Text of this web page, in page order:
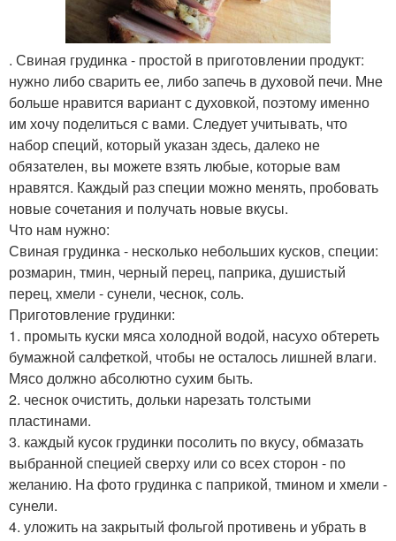
. Свиная грудинка - простой в приготовлении продукт:
нужно либо сварить ее, либо запечь в духовой печи. Мне
больше нравится вариант с духовкой, поэтому именно
им хочу поделиться с вами. Следует учитывать, что
набор специй, который указан здесь, далеко не
обязателен, вы можете взять любые, которые вам
нравятся. Каждый раз специи можно менять, пробовать
новые сочетания и получать новые вкусы.
Что нам нужно:
Свиная грудинка - несколько небольших кусков, специи:
розмарин, тмин, черный перец, паприка, душистый
перец, хмели - сунели, чеснок, соль.
Приготовление грудинки:
1. промыть куски мяса холодной водой, насухо обтереть
бумажной салфеткой, чтобы не осталось лишней влаги.
Мясо должно абсолютно сухим быть.
2. чеснок очистить, дольки нарезать толстыми
пластинами.
3. каждый кусок грудинки посолить по вкусу, обмазать
выбранной специей сверху или со всех сторон - по
желанию. На фото грудинка с паприкой, тмином и хмели -
сунели.
4. уложить на закрытый фольгой противень и убрать в